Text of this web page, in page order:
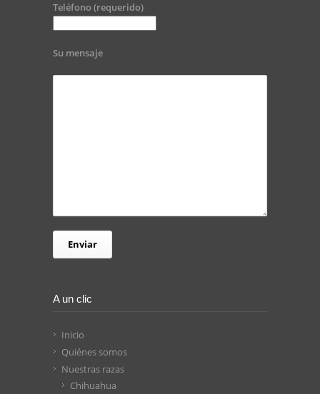
Teléfono (requerido)
Su mensaje
A un clic
Inicio
Quiénes somos
Nuestras razas
Chihuahua